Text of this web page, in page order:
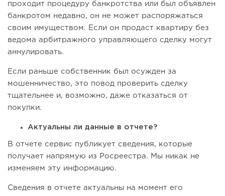
проходит процедуру банкротства или был объявлен
банкротом недавно, он не может распоряжаться
своим имуществом. Если он продаст квартиру без
ведома арбитражного управляющего сделку могут
аннулировать.
Если раньше собственник был осужден за
мошенничество, это повод проверить сделку
тщательнее и, возможно, даже отказаться от
покупки.
Актуальны ли данные в отчете?
В отчете сервис публикует сведения, которые
получает напрямую из Росреестра. Мы никак не
изменяем эту информацию.
Сведения в отчете актуальны на момент его